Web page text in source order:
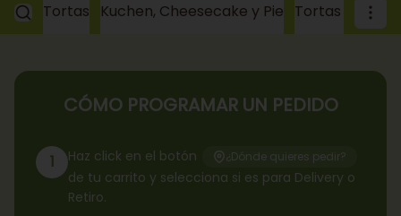
Tortas Kuchen, Cheesecake y Pie Tortas a
CÓMO PROGRAMAR UN PEDIDO
1 Haz click en el botón ¿Dónde quieres pedir?
de tu carrito y selecciona si es para Delivery o
Retiro.